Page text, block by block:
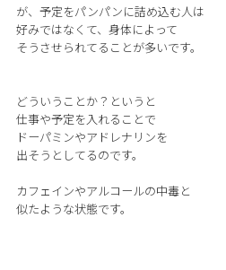
が、予定をパンパンに詰め込む人は
好みではなくて、身体によって
そうさせられてることが多いです。
どういうことか？というと
仕事や予定を入れることで
ドーパミンやアドレナリンを
出そうとしてるのです。
カフェインやアルコールの中毒と
似たような状態です。